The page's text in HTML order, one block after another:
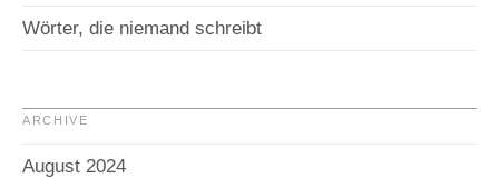
Wörter, die niemand schreibt
ARCHIVE
August 2024